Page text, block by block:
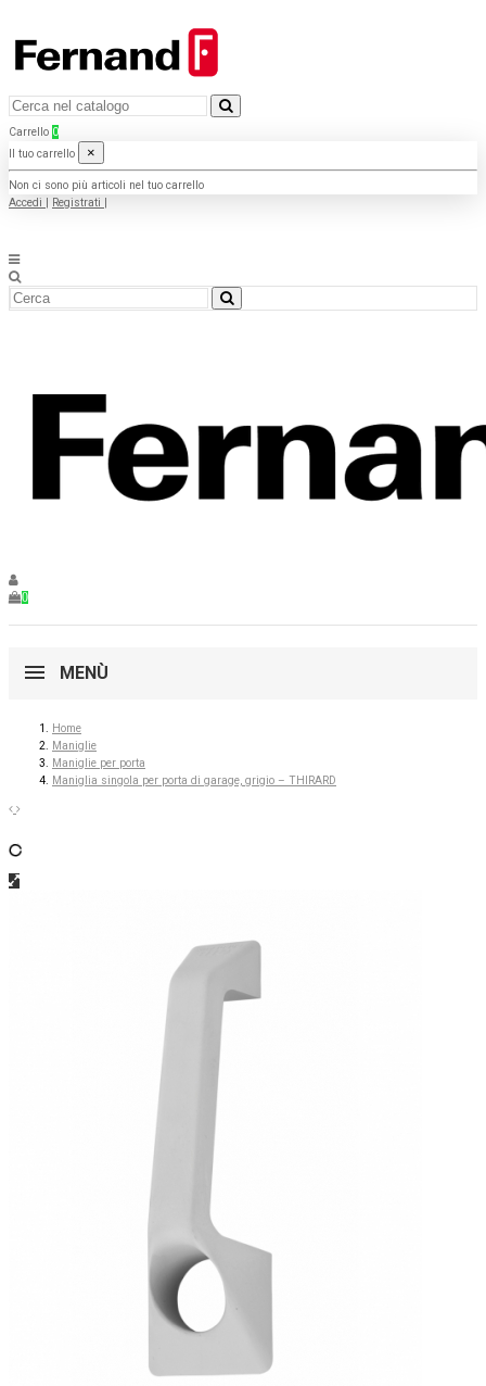
Carrello 0
Il tuo carrello
×
Non ci sono più articoli nel tuo carrello
Accedi
Registrati
0
MENÙ
Home
Maniglie
Maniglie per porta
Maniglia singola per porta di garage, grigio – THIRARD